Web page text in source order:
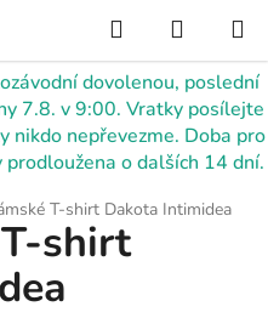
dovolenou, poslední
7.8. v 9:00. Vratky posílejte
nikdo nepřevezme. Doba pro
o dalších 14 dní.
Hledat
KOŠÍK
T-shirt Dakota Intimidea
shirt